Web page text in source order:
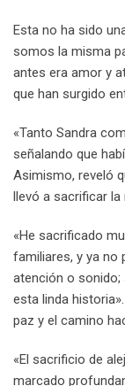
Esta no ha sido
somos la misma
antes era amor y
que han surgido
«Tanto Sandra
señalando que
Asimismo, reveló
llevó a sacrificar
«He sacrificado
familiares, y ya no
atención o sonido;
esta linda
paz y el camino
«El sacrificio de
marcado